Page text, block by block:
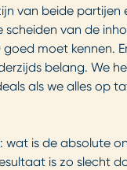
van beide
van de
moet kennen.
belang. We
als we alles
wat is de
is zo